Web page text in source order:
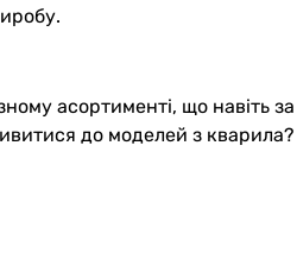
асортименті, що навіть
до моделей з кварила?